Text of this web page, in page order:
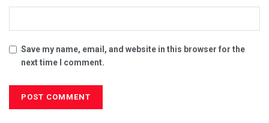
Save my name, email, and website in this browser for the
next time I comment.